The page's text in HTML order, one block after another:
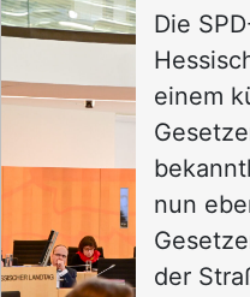
Die
einem
nun
der